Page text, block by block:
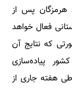
هرمزگان پس از
فعال خواهد
که نتایج آن
پیاده‌سازی
هفته جاری از